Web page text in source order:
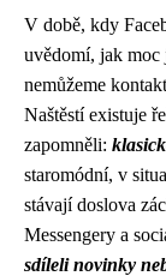
V době, kdy
uvědomí, jak moc
nemůžeme
Naštěstí existuje
zapomněli:
staromódní, v
stávají doslova
Messengery a
sdíleli novinky